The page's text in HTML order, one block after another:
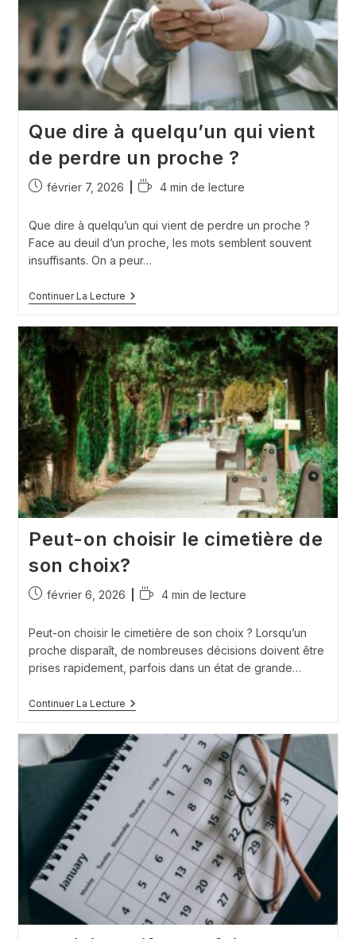
Que dire à quelqu’un qui vient
de perdre un proche ?
Publication
février 7, 2026
Temps
lecture :
4 min de lecture
Que dire à quelqu’un qui vient de perdre un proche ?
Face au deuil d’un proche, les mots semblent souvent
insuffisants. On a peur…
Continuer La LectureQue
Dire
Quelqu’un
Qui
Vient
De
Perdre
Un
Proche
?
Peut-on choisir le cimetière de
son choix?
Publication
février 6, 2026
Temps
lecture :
4 min de lecture
Peut-on choisir le cimetière de son choix ? Lorsqu’un
proche disparaît, de nombreuses décisions doivent être
prises rapidement, parfois dans un état de grande…
Continuer La LecturePeut-
Le
Cimetière
Choix?